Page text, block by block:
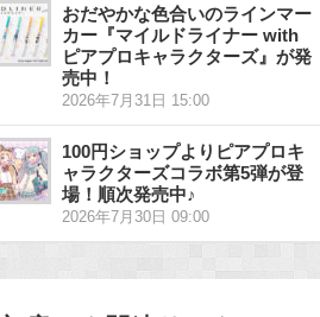
おだやかな色合いのラインマー
カー『マイルドライナー with
ピアプロキャラクターズ』が発
売中！
2026年7月31日 15:00
100円ショップよりピアプロキ
ャラクターズコラボ第5弾が登
場！順次発売中♪
2026年7月30日 09:00